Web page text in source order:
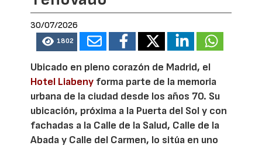
30/07/2026
1802
Ubicado en pleno corazón de Madrid, el
Hotel Liabeny forma parte de la memoria
urbana de la ciudad desde los años 70. Su
ubicación, próxima a la Puerta del Sol y con
fachadas a la Calle de la Salud, Calle de la
Abada y Calle del Carmen, lo sitúa en uno